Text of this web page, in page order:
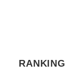
RANKING